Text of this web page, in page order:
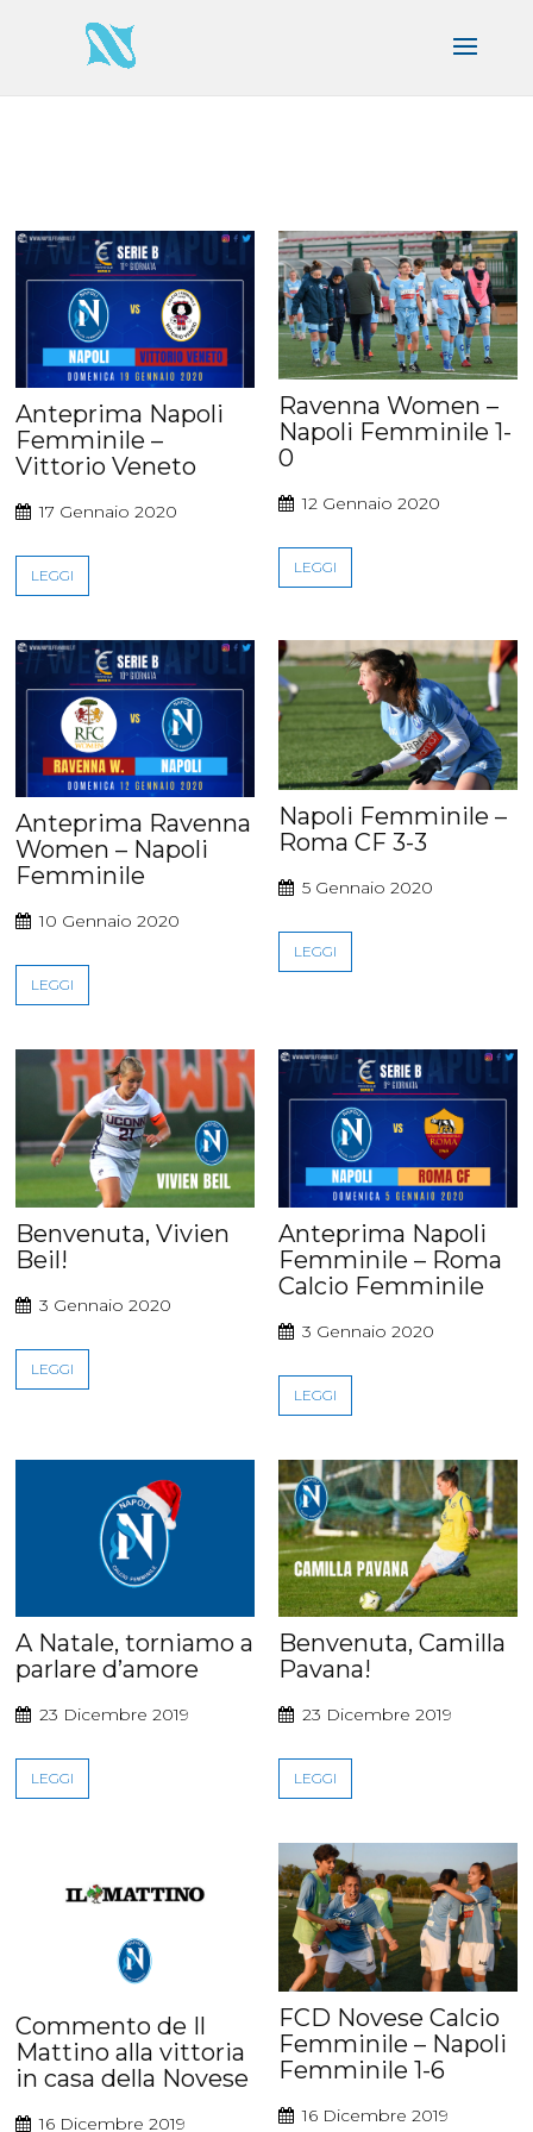
Anteprima Napoli
Femminile –
Vittorio Veneto
17 Gennaio 2020
LEGGI
Ravenna Women –
Napoli Femminile 1-
0
12 Gennaio 2020
LEGGI
Anteprima Ravenna
Women – Napoli
Femminile
10 Gennaio 2020
LEGGI
Napoli Femminile –
Roma CF 3-3
5 Gennaio 2020
LEGGI
Benvenuta, Vivien
Beil!
3 Gennaio 2020
LEGGI
Anteprima Napoli
Femminile – Roma
Calcio Femminile
3 Gennaio 2020
LEGGI
A Natale, torniamo a
parlare d’amore
23 Dicembre 2019
LEGGI
Benvenuta, Camilla
Pavana!
23 Dicembre 2019
LEGGI
Commento de Il
Mattino alla vittoria
in casa della Novese
16 Dicembre 2019
FCD Novese Calcio
Femminile – Napoli
Femminile 1-6
16 Dicembre 2019